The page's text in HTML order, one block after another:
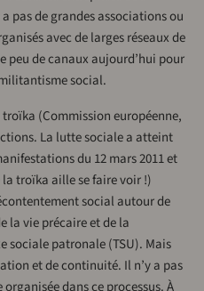
pas de grandes associations ou
avec de larges réseaux de
peu de canaux aujourd’hui pour
social.
(Commission européenne,
La lutte sociale a atteint
du 12 mars 2011 et
la troïka aille se faire voir !)
social autour de
la vie précaire et de la
sociale patronale (TSU). Mais
et de continuité. Il n’y a pas
dans ce processus. À